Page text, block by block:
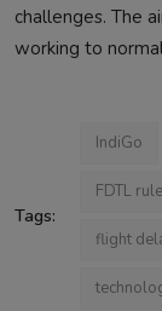
challenges. The
working to
Tags:
IndiGo
FDTL
flight